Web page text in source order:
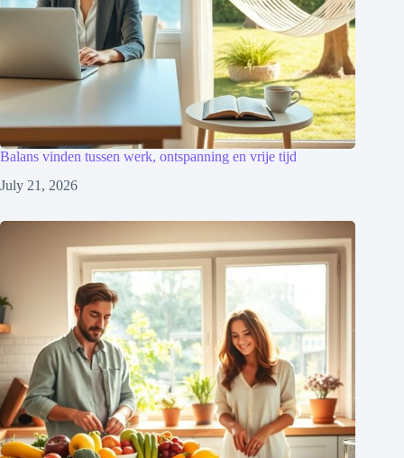
Balans vinden tussen werk, ontspanning en vrije tijd
July 21, 2026